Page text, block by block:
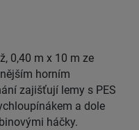
0,40 m x 10 m ze
horním
zajišťují lemy s PES
a dole
háčky.